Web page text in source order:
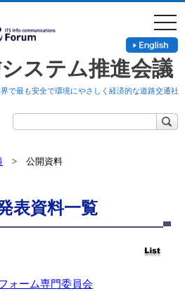
ステム推進会議
で最も安全で環境にやさしく経済的な道路交通社
> 公開資料
表資料一覧
ォーム専門委員会